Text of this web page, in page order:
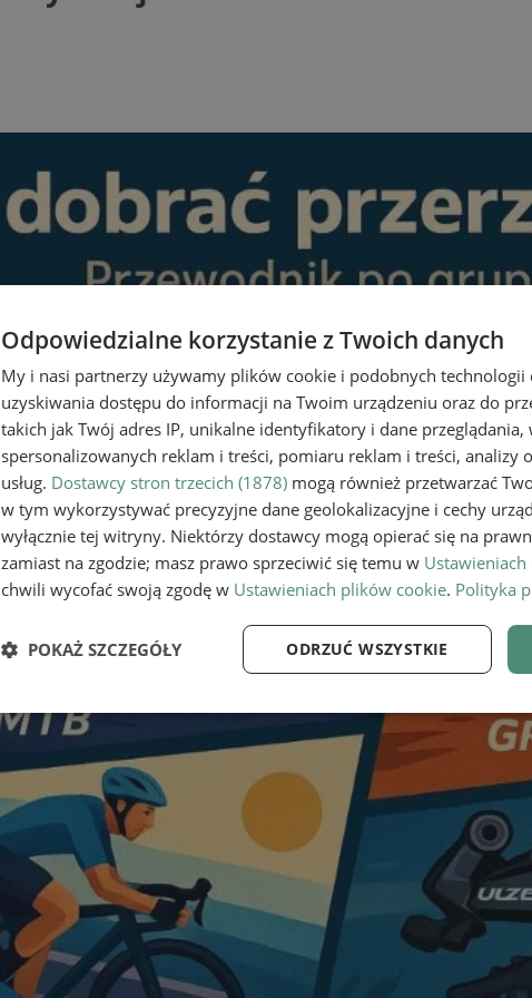
Odpowiedzialne korzystanie z Twoich danych
My i nasi partnerzy używamy plików cookie i podobnych technologii
uzyskiwania dostępu do informacji na Twoim urządzeniu oraz do
takich jak Twój adres IP, unikalne identyfikatory i dane
spersonalizowanych reklam i treści, pomiaru reklam i treści, analizy
usług. Dostawcy stron trzecich (1878) mogą również przetwarzać
w tym wykorzystywać precyzyjne dane geolokalizacyjne i cechy
wyłącznie tej witryny. Niektórzy dostawcy mogą opierać się na
zamiast na zgodzie; masz prawo sprzeciwić się temu w Ustawieniach
chwili wycofać swoją zgodę w Ustawieniach plików cookie. Polityka
ODRZUĆ WSZYSTKIE
POKAŻ SZCZEGÓŁY
Niezbędne Wydajność
Niezbędne Wydajność Targetowanie
Niezbędne pliki cookie umożliwiają korzystanie z podstawowych funkcji strony
zarządzanie kontem. Bez niezbędnych plików cookie nie można prawidłowo korzystać
Nazwa
Provider
Domena